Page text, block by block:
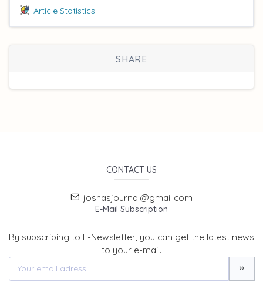
Article Statistics
SHARE
CONTACT US
joshasjournal@gmail.com
E-Mail Subscription
By subscribing to E-Newsletter, you can get the latest news
to your e-mail.